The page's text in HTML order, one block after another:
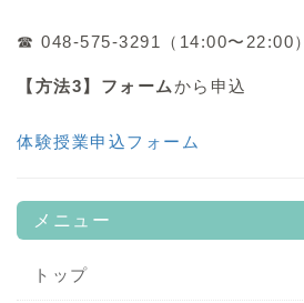
☎ 048-575-3291（14:00〜22:00）
【方法3】フォームから申込
体験授業申込フォーム
メニュー
トップ